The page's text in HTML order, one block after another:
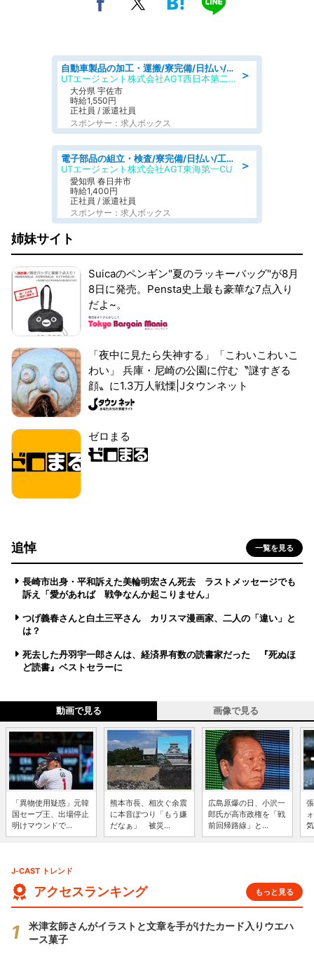
＞
自動車製品の加工・運搬/寮完備/日払い/工場・製造
UTエージェント株式会社AGT西日本第二CU
大分県 宇佐市
時給1,550円
正社員 / 派遣社員
スポンサー：求人ボックス
＞
電子部品の組立・検査/寮完備/日払い/工場・製造
UTエージェント株式会社AGT東海第一CU
愛知県 春日井市
時給1,400円
正社員 / 派遣社員
スポンサー：求人ボックス
姉妹サイト
Suicaのペンギン"夏のラッキーバッグ"が8月
8日に発売。Pensta史上最も豪華な7点入り
だよ~。
「夜中に見たら失神する」「こわいこわいこ
わい」 兵庫・尼崎の公園に佇む〝謎すぎる
顔〟に1.3万人戦慄|Jタウンネット
ゼロまる
追悼 一覧を見る
長崎市出身・平和訴えた美輪明宏さん死去 ラストメッセージでも
訴え「愛があれば 戦争なんか起こりません」
つげ義春さんと白土三平さん カリスマ漫画家、二人の「違い」と
は？
死去した丹羽宇一郎さんは、経済界有数の読書家だった 『死ぬほ
ど読書』ベストセラーに
動画で見る 画像で見る
「異物使用疑惑」元韓
国セーブ王、出場停止
明けマウンドで...
熊本市長、相次ぐ余震
に本音ぽつり「もう嫌
だなぁ」 被災...
広島原爆の日、小沢一
郎氏が高市政権を「戦
前回帰路線」と...
J-CAST トレンド
アクセスランキング もっと見る
米津玄師さんがイラストと文章を手がけたカード入りウエハ
ース菓子